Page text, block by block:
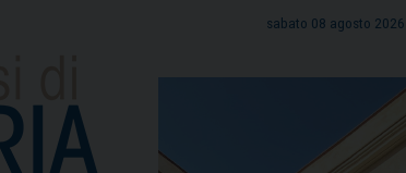
sabato 08 agosto 2026